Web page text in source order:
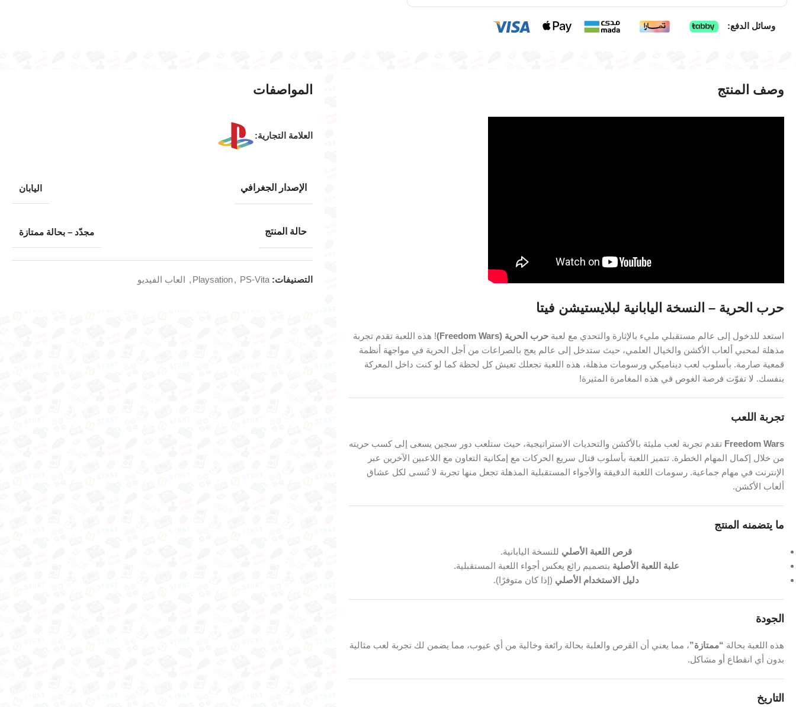
وسائل الدفع:
وصف المنتج
حرب الحرية – النسخة اليابانية لبلايستيشن فيتا
استعد للدخول إلى عالم مستقبلي مليء بالإثارة والتحدي مع لعبة حرب الحرية (Freedom Wars)
! هذه اللعبة تقدم تجربة
مذهلة لمحبي ألعاب الأكشن والخيال العلمي، حيث ستدخل إلى عالم يعج بالصراعات من أجل الحرية في مواجهة أنظمة
قمعية صارمة. بأسلوب لعب ديناميكي ورسومات مذهلة، هذه اللعبة تجعلك تعيش كل لحظة كما لو كنت داخل المعركة
بنفسك. لا تفوّت فرصة الغوص في هذه المغامرة المثيرة!
تجربة اللعب
Freedom Wars تقدم تجربة لعب مليئة بالأكشن والتحديات الاستراتيجية، حيث ستلعب دور سجين يسعى إلى كسب حريته
من خلال إكمال المهام الخطرة. تتميز اللعبة بأسلوب قتال سريع الحركات مع إمكانية التعاون مع اللاعبين الآخرين عبر
الإنترنت في مهام جماعية. رسومات اللعبة الدقيقة والأجواء المستقبلية المذهلة تجعل منها تجربة لا تُنسى لكل عشاق
ألعاب الأكشن.
ما يتضمنه المنتج
قرص اللعبة الأصلي للنسخة اليابانية.
علبة اللعبة الأصلية بتصميم رائع يعكس أجواء اللعبة المستقبلية.
دليل الاستخدام الأصلي (إذا كان متوفرًا).
الجودة
هذه اللعبة بحالة “ممتازة”، مما يعني أن القرص والعلبة بحالة رائعة وخالية من أي عيوب، مما يضمن لك تجربة لعب مثالية
بدون أي انقطاع أو مشاكل.
التاريخ
المواصفات
العلامة التجارية:
الإصدار الجغرافي اليابان
حالة المنتج مجدّد – بحالة ممتازة
التصنيفات: Playsation, PS-Vita
, العاب الفيديو